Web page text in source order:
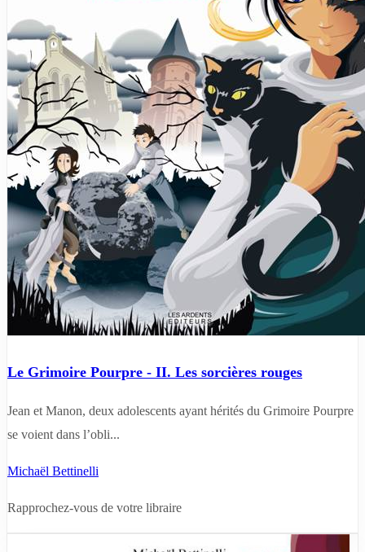
Le Grimoire Pourpre - II. Les sorcières rouges
Jean et Manon, deux adolescents ayant hérités du Grimoire Pourpre
se voient dans l’obli...
Michaël Bettinelli
Rapprochez-vous de votre libraire